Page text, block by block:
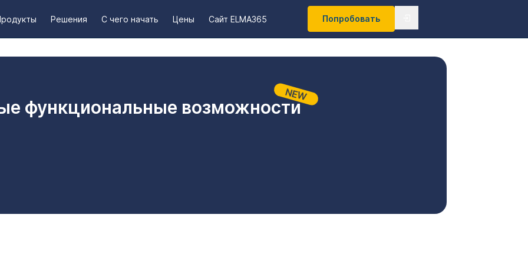
Решения С чего начать Цены Сайт ELMA365 Попробовать
функциональные возможности